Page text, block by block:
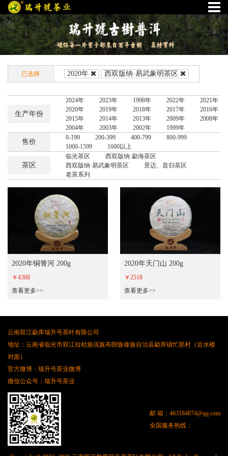
已选择 2020年 西双版纳·易武象明茶区
生产年份
2024年 2023年 1998年 2022年
2021年
2020年
2019年 2018年 2017年
2016年
2015年
2014年 2013年 2009年
2008年
2004年
2003年 2002年 1999年
售价
0-199 200-399 400-799
800-999
1000-1599
1600以上
茶区
临沧茶区
西双版纳·勐海茶区
西双版纳·易武象明茶区
景迈、昔归茶区
老茶系列
2020年铜箐河 200g
￥4388
查看更多>>
2020年天门山 200g
￥2518
查看更多>>
云南双江勐库瑞升号茶叶有限公司
地址：云南省临沧市双江拉枯族佤族布朗族傣族自治县勐库镇忙那村（近水楼
对面）
官方微博：瑞升号茶业微博
微信公众号：瑞升号茶业
邮 箱： 463184874@qq.com
全国服务热线：